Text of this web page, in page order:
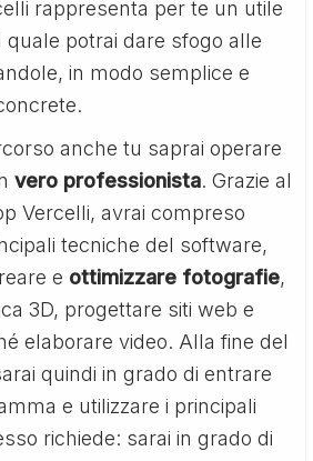
rappresenta per te un utile
quale potrai dare sfogo alle
in modo semplice e
anche tu saprai operare
vero professionista. Grazie al
Vercelli, avrai compreso
tecniche del software,
e ottimizzare fotografie,
3D, progettare siti web e
elaborare video. Alla fine del
quindi in grado di entrare
e utilizzare i principali
richiede: sarai in grado di